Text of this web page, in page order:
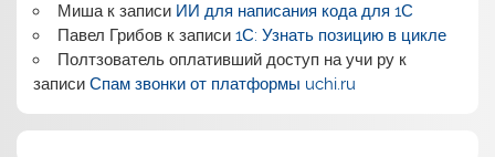
Мишак записи ИИ для написания кода для 1С
Павел Грибовк записи 1С: Узнать позицию в цикле
Полтзователь оплативший доступ на учи рук
записиСпам звонки от платформы uchi.ru